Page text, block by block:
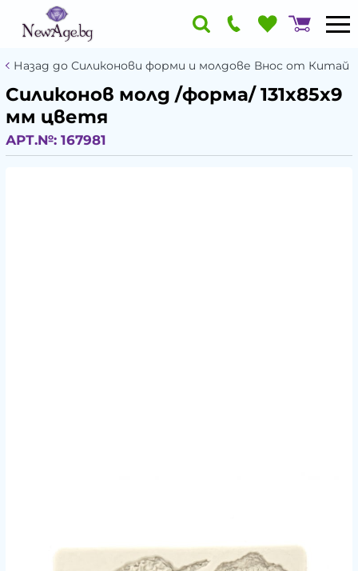
Назад до Силиконови форми и молдове Внос от Китай
Силиконов молд /форма/ 131x85x9
мм цветя
АРТ.№: 167981